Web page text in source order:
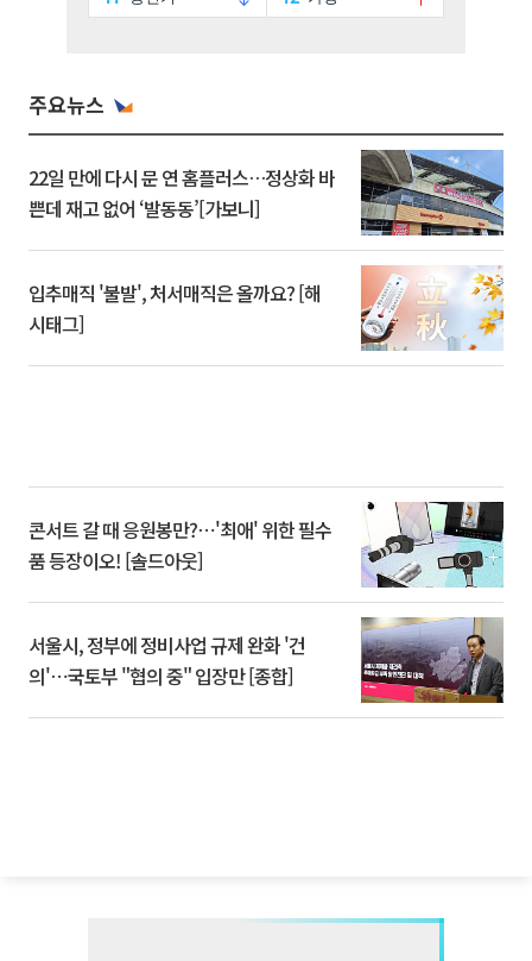
주요뉴스
22일 만에 다시 문 연 홈플러스…정상화 바
쁜데 재고 없어 ‘발동동’[가보니]
입추매직 '불발', 처서매직은 올까요? [해
시태그]
콘서트 갈 때 응원봉만?⋯'최애' 위한 필수
품 등장이오! [솔드아웃]
서울시, 정부에 정비사업 규제 완화 '건
의'⋯국토부 "협의 중" 입장만 [종합]